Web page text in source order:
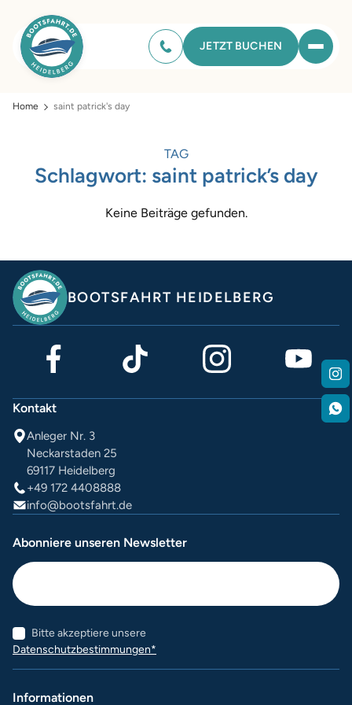
JETZT BUCHEN
Home saint patrick's day
TAG
Schlagwort: saint patrick’s day
Keine Beiträge gefunden.
BOOTSFAHRT HEIDELBERG
Kontakt
Anleger Nr. 3
Neckarstaden 25
69117 Heidelberg
+49 172 4408888
info@bootsfahrt.de
Abonniere unseren Newsletter
Bitte akzeptiere unsere
Datenschutzbestimmungen*
Informationen